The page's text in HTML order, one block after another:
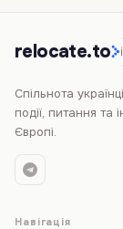
relocate.to
Іспанія
Спільнота
події, питання та
Європі.
Навігація